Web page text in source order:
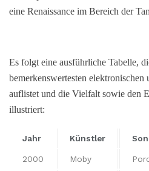
eine Renaissance im Bereich der
Es folgt eine ausführliche Tabelle,
bemerkenswertesten elektronischen
auflistet und die Vielfalt sowie den
illustriert:
Jahr Künstler
2000 Moby